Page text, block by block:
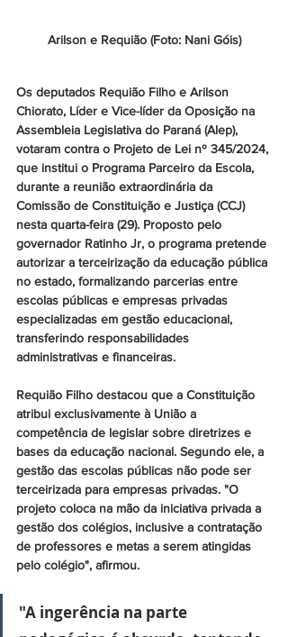
Arilson e Requião (Foto: Nani Góis)
Os deputados Requião Filho e Arilson
Chiorato, Líder e Vice-líder da Oposição na
Assembleia Legislativa do Paraná (Alep),
votaram contra o Projeto de Lei nº 345/2024,
que institui o Programa Parceiro da Escola,
durante a reunião extraordinária da
Comissão de Constituição e Justiça (CCJ)
nesta quarta-feira (29). Proposto pelo
governador Ratinho Jr, o programa pretende
autorizar a terceirização da educação pública
no estado, formalizando parcerias entre
escolas públicas e empresas privadas
especializadas em gestão educacional,
transferindo responsabilidades
administrativas e financeiras.
Requião Filho destacou que a Constituição
atribui exclusivamente à União a
competência de legislar sobre diretrizes e
bases da educação nacional. Segundo ele, a
gestão das escolas públicas não pode ser
terceirizada para empresas privadas. "O
projeto coloca na mão da iniciativa privada a
gestão dos colégios, inclusive a contratação
de professores e metas a serem atingidas
pelo colégio", afirmou.
"A ingerência na parte